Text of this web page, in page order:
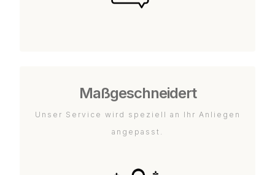
Maßgeschneidert
Unser Service wird speziell an Ihr Anliegen
angepasst.